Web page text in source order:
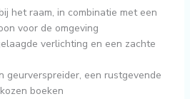
het raam, in combinatie met een
voor de omgeving
verlichting en een zachte
geurverspreider, een rustgevende
boeken